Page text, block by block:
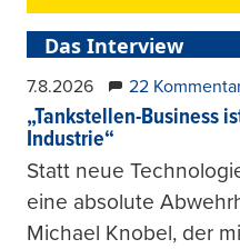
Das Interview
7.8.2026 22
„Tankstellen-Business
Industrie“
Statt neue
eine absolute
Michael Knobel, der